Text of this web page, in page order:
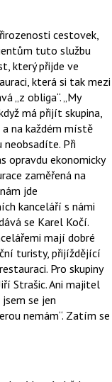
cestovek,
tuto službu
který přijde ve
která si tak mezi
„z obliga“. „My
má přijít skupina,
na každém místě
neobsadíte. Při
opravdu ekonomicky
zaměřená na
jde
kanceláří s námi
se Karel Kočí.
mají dobré
turisty, přijíždějící
Pro skupiny
Strašic. Ani majitel
se jen
nemám“. Zatím se